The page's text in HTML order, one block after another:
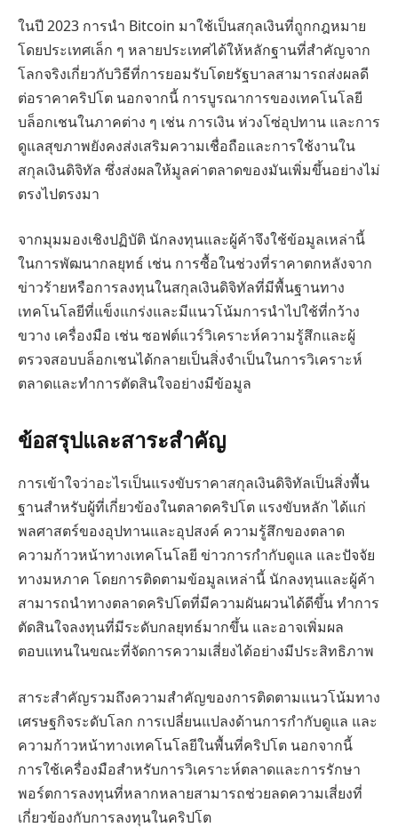
ในปี 2023 การนำ Bitcoin มาใช้เป็นสกุลเงินที่ถูกกฎหมาย
โดยประเทศเล็ก ๆ หลายประเทศได้ให้หลักฐานที่สำคัญจาก
โลกจริงเกี่ยวกับวิธีที่การยอมรับโดยรัฐบาลสามารถส่งผลดี
ต่อราคาคริปโต นอกจากนี้ การบูรณาการของเทคโนโลยี
บล็อกเชนในภาคต่าง ๆ เช่น การเงิน ห่วงโซ่อุปทาน และการ
ดูแลสุขภาพยังคงส่งเสริมความเชื่อถือและการใช้งานใน
สกุลเงินดิจิทัล ซึ่งส่งผลให้มูลค่าตลาดของมันเพิ่มขึ้นอย่างไม่
ตรงไปตรงมา
จากมุมมองเชิงปฏิบัติ นักลงทุนและผู้ค้าจึงใช้ข้อมูลเหล่านี้
ในการพัฒนากลยุทธ์ เช่น การซื้อในช่วงที่ราคาตกหลังจาก
ข่าวร้ายหรือการลงทุนในสกุลเงินดิจิทัลที่มีพื้นฐานทาง
เทคโนโลยีที่แข็งแกร่งและมีแนวโน้มการนำไปใช้ที่กว้าง
ขวาง เครื่องมือ เช่น ซอฟต์แวร์วิเคราะห์ความรู้สึกและผู้
ตรวจสอบบล็อกเชนได้กลายเป็นสิ่งจำเป็นในการวิเคราะห์
ตลาดและทำการตัดสินใจอย่างมีข้อมูล
ข้อสรุปและสาระสำคัญ
การเข้าใจว่าอะไรเป็นแรงขับราคาสกุลเงินดิจิทัลเป็นสิ่งพื้น
ฐานสำหรับผู้ที่เกี่ยวข้องในตลาดคริปโต แรงขับหลัก ได้แก่
พลศาสตร์ของอุปทานและอุปสงค์ ความรู้สึกของตลาด
ความก้าวหน้าทางเทคโนโลยี ข่าวการกำกับดูแล และปัจจัย
ทางมหภาค โดยการติดตามข้อมูลเหล่านี้ นักลงทุนและผู้ค้า
สามารถนำทางตลาดคริปโตที่มีความผันผวนได้ดีขึ้น ทำการ
ตัดสินใจลงทุนที่มีระดับกลยุทธ์มากขึ้น และอาจเพิ่มผล
ตอบแทนในขณะที่จัดการความเสี่ยงได้อย่างมีประสิทธิภาพ
สาระสำคัญรวมถึงความสำคัญของการติดตามแนวโน้มทาง
เศรษฐกิจระดับโลก การเปลี่ยนแปลงด้านการกำกับดูแล และ
ความก้าวหน้าทางเทคโนโลยีในพื้นที่คริปโต นอกจากนี้
การใช้เครื่องมือสำหรับการวิเคราะห์ตลาดและการรักษา
พอร์ตการลงทุนที่หลากหลายสามารถช่วยลดความเสี่ยงที่
เกี่ยวข้องกับการลงทุนในคริปโต